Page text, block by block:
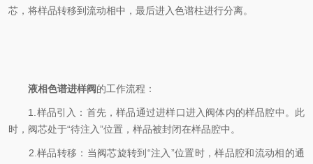
芯，将样品转移到流动相中，最后进入色谱柱进行分离。
液相色谱进样阀的工作流程：
1.样品引入：首先，样品通过进样口进入阀体内的样品腔中。此
时，阀芯处于“待注入”位置，样品被封闭在样品腔中。
2.样品转移：当阀芯旋转到“注入”位置时，样品腔和流动相的通